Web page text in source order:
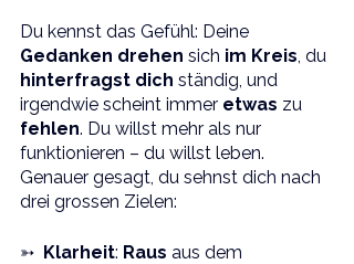
Du kennst das Gefühl: Deine
Gedanken drehen sich im Kreis, du
hinterfragst dich ständig, und
irgendwie scheint immer etwas zu
fehlen. Du willst mehr als nur
funktionieren – du willst leben.
Genauer gesagt, du sehnst dich nach
drei grossen Zielen:
➳ Klarheit: Raus aus dem